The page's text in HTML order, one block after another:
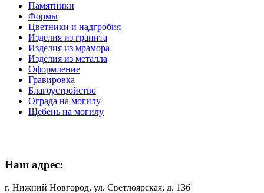
Памятники
Формы
Цветники и надгробия
Изделия из гранита
Изделия из мрамора
Изделия из металла
Оформление
Гравировка
Благоустройство
Ограда на могилу
Щебень на могилу
Наш адрес:
г. Нижний Новгород, ул. Светлоярская, д. 13б